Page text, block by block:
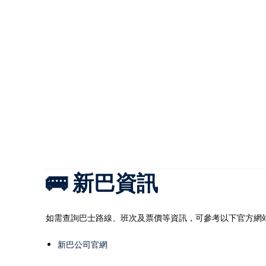
🚌 新巴資訊
如需查詢巴士路線、班次及票價等資訊，可參考以下官方網
新巴公司官網